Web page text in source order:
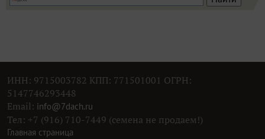
ИНН: 9715003782 КПП: 771501001 ОГРН:
5147746293448
Email: info@7dach.ru
Тел: +7 (916) 710-7449 (семена не продаем!)
Главная страница